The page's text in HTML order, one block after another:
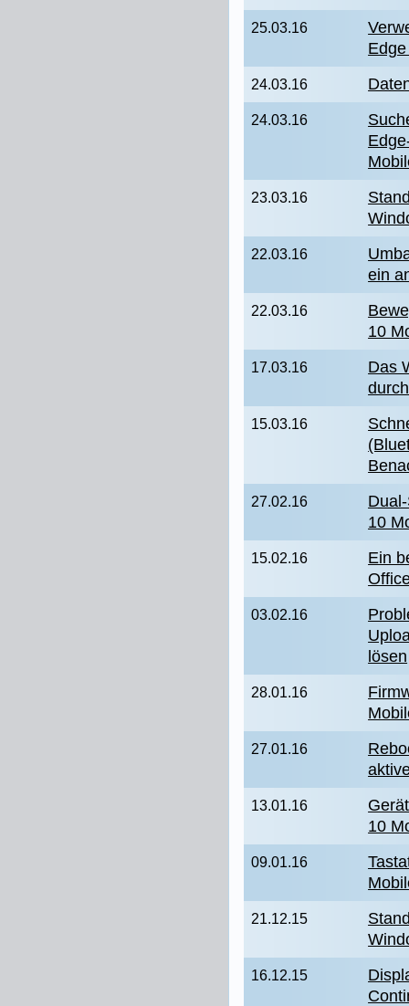
25.03.16
24.03.16
24.03.16
23.03.16
22.03.16
ein
22.03.16
10
17.03.16
Das
15.03.16
27.02.16
10
15.02.16
Ein
03.02.16
lösen
28.01.16
27.01.16
13.01.16
10
09.01.16
21.12.15
16.12.15